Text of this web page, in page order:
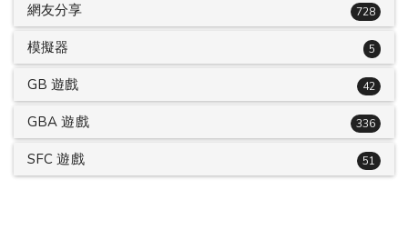
網友分享 728
模擬器 5
GB 遊戲 42
GBA 遊戲 336
SFC 遊戲 51